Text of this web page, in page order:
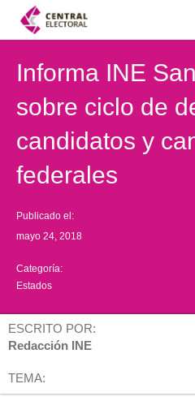
Informa INE
sobre ciclo de
candidatos y
federales
Publicado el:
mayo 24, 2018
Categoría:
Estados
ESCRITO POR:
Redacción INE
TEMA: